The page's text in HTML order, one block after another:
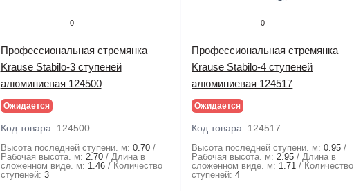
0
Профессиональная стремянка
Krause Stabilo-3 ступеней
алюминиевая 124500
Ожидается
Код товара: 124500
Высота последней ступени. м: 0.70
Рабочая высота. м: 2.70
Длина в
сложенном виде. м: 1.46
Количество
ступеней: 3
0
Профессиональная стремянка
Krause Stabilo-4 ступеней
алюминиевая 124517
Ожидается
Код товара: 124517
Высота последней ступени. м: 0.95
Рабочая высота. м: 2.95
Длина в
сложенном виде. м: 1.71
Количество
ступеней: 4